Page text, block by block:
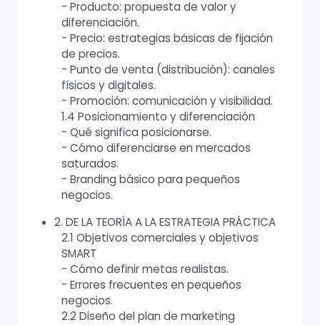
- Producto: propuesta de valor y
diferenciación.
- Precio: estrategias básicas de fijación
de precios.
- Punto de venta (distribución): canales
físicos y digitales.
- Promoción: comunicación y visibilidad.
1.4 Posicionamiento y diferenciación
- Qué significa posicionarse.
- Cómo diferenciarse en mercados
saturados.
- Branding básico para pequeños
negocios.
2. DE LA TEORÍA A LA ESTRATEGIA PRÁCTICA
2.1 Objetivos comerciales y objetivos
SMART
- Cómo definir metas realistas.
- Errores frecuentes en pequeños
negocios.
2.2 Diseño del plan de marketing